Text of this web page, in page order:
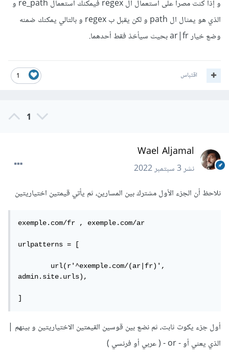
و إذا كنت مصراً على استعمال ال regex فيمكنك استعمال re_path و
الذي هو يمثال ال path و لكن يقبل ب regex و بالتالي يمكنك ضمنه
وضع خيار ar|fr بحيث سيأخذ فقط أحدهما.
1 اقتباس
1
Wael Aljamal
نشر3 سبتمبر 2022
نلاحظ أن الجزء الأول مشترك بين المسارين، ثم يأتي قيمتين اختياريتين
exemple.com/fr , exemple.com/ar
urlpatterns = [
	url(r'^exemple.com/(ar|fr)',
admin.site.urls),
]
أول جزء يكوت ثابت، ثم نضع بين قوسين القيمتين الاختياريتين و بينهم |
الذي يعني أو - or - ( عربي أو فرنسي )